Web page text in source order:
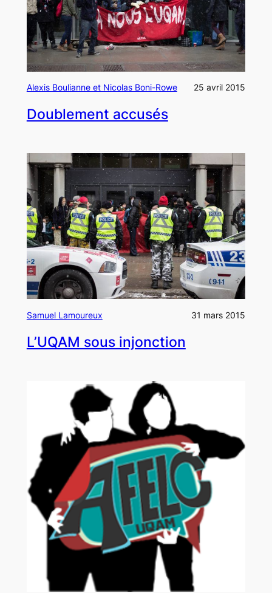
Alexis Boulianne et Nicolas Boni-Rowe 25 avril 2015
Doublement accusés
Samuel Lamoureux 31 mars 2015
L’UQAM sous injonction